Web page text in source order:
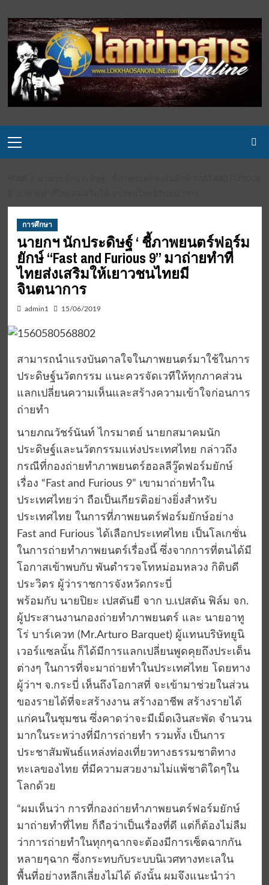
to
content
Menu
การศึกษา
นายกฯ นักประดิษฐ์ ‘ ชี้ภาพยนตร์ฟอร์ม
ยักษ์ “Fast and Furious 9” มาถ่ายทำที่
ไทยส่งเสริมให้เยาวชนไทยมี
จินตนาการ
admin1 15/06/2019
สามารถนำแรงบันดาลใจในภาพยนตร์มาใช้ในการ
ประดิษฐ์นวัตกรรม แนะควรจัดเวทีให้ทุกภาคส่วน
แลกเปลี่ยนความเห็นและสร้างความเข้าใจก่อนการ
ถ่ายทำ
นายภณวัชร์นันท์ ไกรมาตย์ นายกสมาคมนัก
ประดิษฐ์และนวัตกรรมแห่งประเทศไทย กล่าวถึง
กรณีที่กองถ่ายทำภาพยนตร์ฮอลลีวู๊ดฟอร์มยักษ์
เรื่อง “Fast and Furious 9” เขามาถ่ายทำใน
ประเทศไทยว่า ถือเป็นเกียรติอย่างยิ่งสำหรับ
ประเทศไทย ในการที่ภาพยนตร์ฟอร์มยักษ์อย่าง
Fast and Furious ได้เลือกประเทศไทย เป็นโลเกชั่น
ในการถ่ายทำภาพยนตร์เรื่องนี้ ซึ่งจากการที่ตนได้มี
โอกาสเข้าพบกับ พันตำรวจโทหม่อมหลวง กิติบดี
ประวิตร ผู้ว่าราชการจังหวัดกระบี่
พร้อมกับ นายปิยะ เปสตันยี จาก บ.เปสตัน ฟิล์ม จก.
ผู้ประสานงานกองถ่ายทำภาพยนตร์ และ นายอาทู
โร่ บาร์เควท (Mr.Arturo Barquet) ผู้แทนบริษัทยูนิ
เวอร์แซลนั้น ก็ได้มีการแลกเปลี่ยนพูดคุยถึงประเด็น
ต่างๆ ในการที่จะมาถ่ายทำในประเทศไทย โดยทาง
ผู้ว่าฯ จ.กระบี่ เห็นถึงโอกาสที่ จะเข้ามาช่วยในส่วน
ของรายได้ที่จะสร้างงาน สร้างอาชีพ สร้างรายได้
แก่คนในชุมชน ซึ่งคาดว่าจะมีเม็ดเงินสะพัด จำนวน
มากในระหว่างที่มีการถ่ายทำ รวมทั้ง เป็นการ
ประชาสัมพันธ์แหล่งท่องเที่ยวทางธรรมชาติทาง
ทะเลของไทย ที่มีความสวยงามไม่แพ้ชาติใดๆใน
โลกด้วย
“ผมเห็นว่า การที่กองถ่ายทำภาพยนตร์ฟอร์มยักษ์
มาถ่ายทำที่ไทย ก็ถือว่าเป็นเรื่องที่ดี แต่ก็ต้องไม่ลืม
ว่าการถ่ายทำในทุกๆฉากจะต้องมีการเซ็ตฉากกัน
หลายๆฉาก ซึ่งกระทบกับระบบนิเวศทางทะเลใน
พื้นที่อย่างหลีกเลี่ยงไม่ได้ ดังนั้น ผมจึงแนะนำว่า